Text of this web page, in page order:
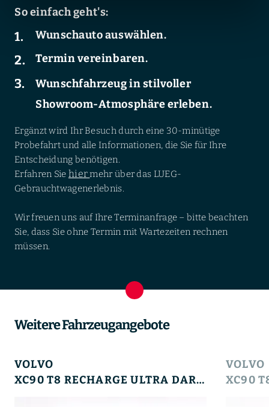
So einfach geht's:
Wunschauto auswählen.
Termin vereinbaren.
Wunschfahrzeug in stilvoller
Showroom-Atmosphäre erleben.
Ergänzt wird Ihr Besuch durch eine 30-minütige
Probefahrt und alle Informationen, die Sie für Ihre
Entscheidung benötigen.
Erfahren Sie hiermehr über das LUEG-
Gebrauchtwagenerlebnis.
Wir freuen uns auf Ihre Terminanfrage – bitte beachten
Sie, dass Sie ohne Termin mit Wartezeiten rechnen
müssen.
Weitere Fahrzeugangebote
VOLVO
XC90 T8 RECHARGE ULTRA DARK+360°+MASSAGE+LM+
VOLVO